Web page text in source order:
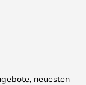
neuesten